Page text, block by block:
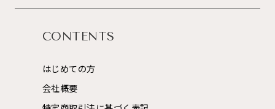
CONTENTS
はじめての方
会社概要